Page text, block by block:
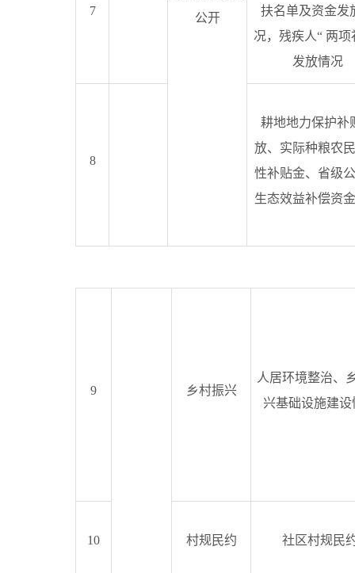
公开
7
扶名单及资金发
况，残疾人“ 两项
发放情况
8
耕地地力保护补
放、实际种粮农
性补贴金、省级
生态效益补偿资
9 乡村振兴
人居环境整治、
兴基础设施建设
10 村规民约 社区村规民